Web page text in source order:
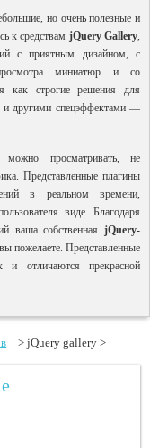
но очень полезные и
к средствам jQueryGallery,
с приятным дизайном, с
миниатюр и со
как строгие решения для
и другими спецэффектами —
можно просматривать, не
Представленные плагины
в реальном времени,
виде. Благодаря
ваша собственная jQuery-
пожелаете. Представленные
и отличаются прекрасной
> jQuery gallery >